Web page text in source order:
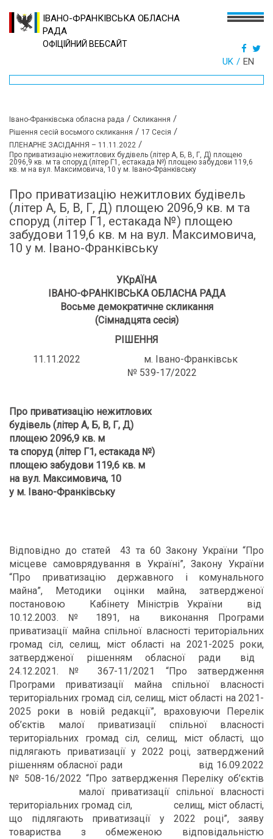
ІВАНО-ФРАНКІВСЬКА ОБЛАСНА
РАДА
ОФІЦІЙНИЙ ВЕБСАЙТ
UK EN
Івано-Франківська обласна рада / Скликання /
Рішення сесій восьмого скликання / 17 Сесія /
ПЛЕНАРНЕ ЗАСІДАННЯ – 11.11.2022 /
Про приватизацію нежитлових будівель (літер А, Б, В, Г, Д) площею
2096,9 кв. м та споруд (літер Г1, естакада №) площею забудови 119,6
кв. м на вул. Максимовича, 10 у м. Івано-Франківську
Про приватизацію нежитлових будівель
(літер А, Б, В, Г, Д) площею 2096,9 кв. м та
споруд (літер Г1, естакада №) площею
забудови 119,6 кв. м на вул. Максимовича,
10 у м. Івано-Франківську
УКрАЇНА
ІВАНО-ФРАНКІВСЬКА ОБЛАСНА РАДА
Восьме демократичне скликання
(­­­­­­­­­­­­­­­­­­­­­Сімнадцята сесія)
РІШЕННЯ
11.11.2022 м. Івано-Франківськ
№ 539-17/2022
Про приватизацію нежитлових
будівель (літер А, Б, В, Г, Д)
площею 2096,9 кв. м
та споруд (літер Г1, естакада №)
площею забудови 119,6 кв. м
на вул. Максимовича, 10
у м. Івано-Франківську
Відповідно до статей 43 та 60 Закону України “Про
місцеве самоврядування в Україні”, Закону України
“Про приватизацію державного і комунального
майна”, Методики оцінки майна, затвердженої
постановою Кабінету Міністрів України від
10.12.2003. № 1891, на виконання Програми
приватизації майна спільної власності територіальних
громад сіл, селищ, міст області на 2021-2025 роки,
затвердженої рішенням обласної ради від
24.12.2021. № 367-11/2021 “Про затвердження
Програми приватизації майна спільної власності
територіальних громад сіл, селищ, міст області на 2021-
2025 роки в новій редакції”, враховуючи Перелік
об’єктів малої приватизації спільної власності
територіальних громад сіл, селищ, міст області, що
підлягають приватизації у 2022 році, затверджений
рішенням обласної ради від 16.09.2022
№ 508-16/2022 “Про затвердження Переліку об’єктів
малої приватизації спільної власності
територіальних громад сіл, селищ, міст області,
що підлягають приватизації у 2022 році”, заяву
товариства з обмеженою відповідальністю